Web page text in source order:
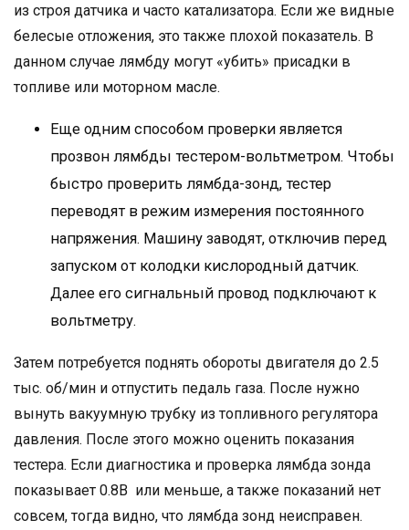
из строя датчика и часто катализатора. Если же видные
белесые отложения, это также плохой показатель. В
данном случае лямбду могут «убить» присадки в
топливе или моторном масле.
Еще одним способом проверки является
прозвон лямбды тестером-вольтметром. Чтобы
быстро проверить лямбда-зонд, тестер
переводят в режим измерения постоянного
напряжения. Машину заводят, отключив перед
запуском от колодки кислородный датчик.
Далее его сигнальный провод подключают к
вольтметру.
Затем потребуется поднять обороты двигателя до 2.5
тыс. об/мин и отпустить педаль газа. После нужно
вынуть вакуумную трубку из топливного регулятора
давления. После этого можно оценить показания
тестера. Если диагностика и проверка лямбда зонда
показывает 0.8В или меньше, а также показаний нет
совсем, тогда видно, что лямбда зонд неисправен.